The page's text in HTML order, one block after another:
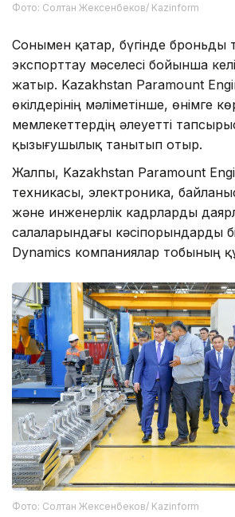
Фото: Солтан Жексенбеков/ Kazinform
Сонымен қатар, бүгінде броньды
экспорттау мәселесі бойынша
жатыр. Kazakhstan Paramount
өкілдерінің мәліметінше, өнімге
мемлекеттердің әлеуетті
қызығушылық танытып отыр.
Жалпы, Kazakhstan Paramount
техникасы, электроника,
және инженерлік кадрларды
салаларындағы кәсіпорындарды
Dynamics компаниялар тобының
Фото: Солтан Жексенбеков/ Kazinform